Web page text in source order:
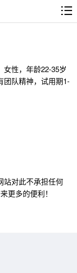
女性，年龄22-35岁
团队精神，试用期1-
站对此不承担任何
更多的便利！